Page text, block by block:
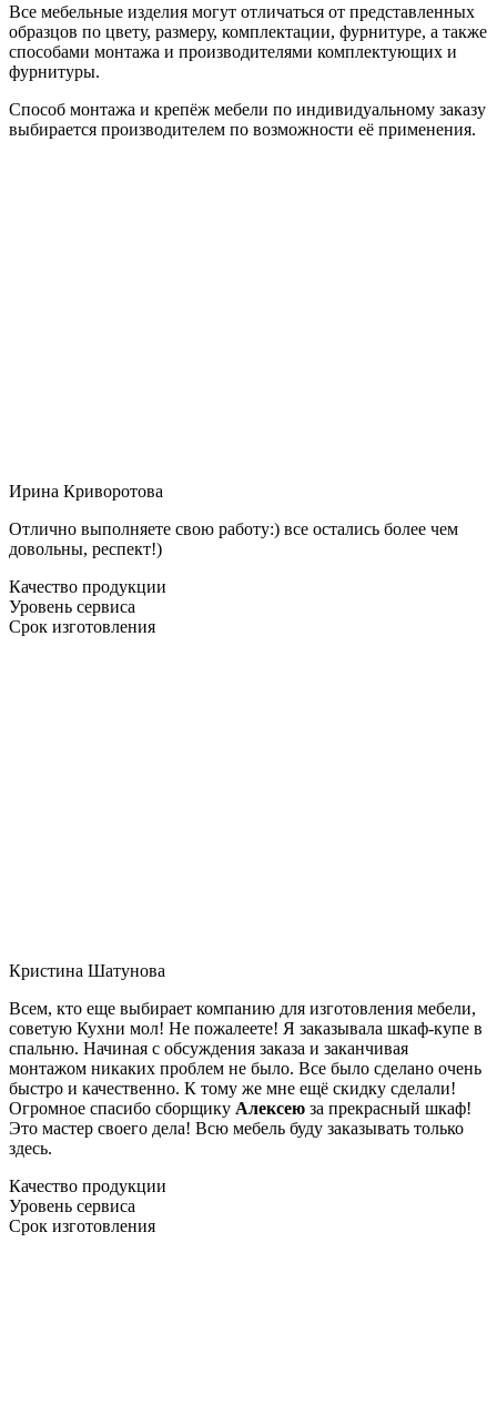
Все мебельные изделия могут отличаться от представленных
образцов по цвету, размеру, комплектации, фурнитуре, а также
способами монтажа и производителями комплектующих и
фурнитуры.
Способ монтажа и крепёж мебели по индивидуальному заказу
выбирается производителем по возможности её применения.
Ирина Криворотова
Отлично выполняете свою работу:) все остались более чем
довольны, респект!)
Качество продукции
Уровень сервиса
Срок изготовления
Кристина Шатунова
Всем, кто еще выбирает компанию для изготовления мебели,
советую Кухни мол! Не пожалеете! Я заказывала шкаф-купе в
спальню. Начиная с обсуждения заказа и заканчивая
монтажом никаких проблем не было. Все было сделано очень
быстро и качественно. К тому же мне ещё скидку сделали!
Огромное спасибо сборщику Алексею за прекрасный шкаф!
Это мастер своего дела! Всю мебель буду заказывать только
здесь.
Качество продукции
Уровень сервиса
Срок изготовления